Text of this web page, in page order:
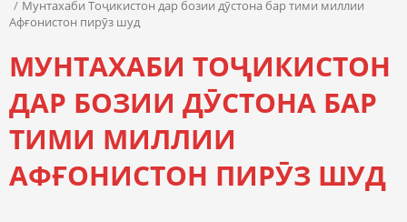
Мунтахаби Тоҷикистон дар бозии дӯстона бар тими миллии
Афғонистон пирӯз шуд
МУНТАХАБИ ТОҶИКИСТОН
ДАР БОЗИИ ДӮСТОНА БАР
ТИМИ МИЛЛИИ
АФҒОНИСТОН ПИРӮЗ ШУД